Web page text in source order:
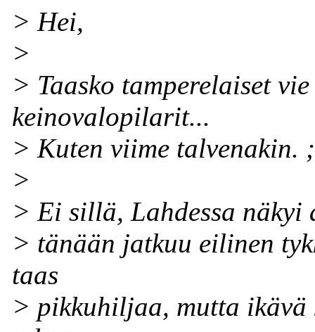
> Hei,
>
> Taasko tamperelaiset
keinovalopilarit...
> Kuten viime talvenakin.
>
> Ei sillä, Lahdessa
> tänään jatkuu eilinen
taas
> pikkuhiljaa, mutta